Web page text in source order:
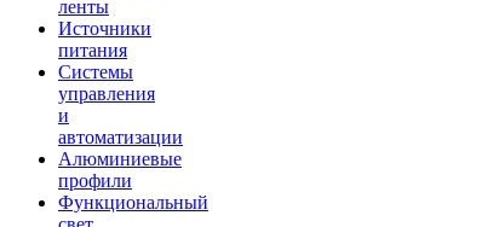
ленты
Источники
питания
Системы
управления
и
автоматизации
Алюминиевые
профили
Функциональный